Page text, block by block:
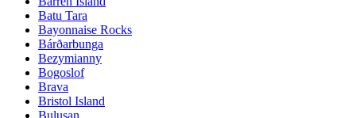
Batu Tara
Bayonnaise Rocks
Bárðarbunga
Bezymianny
Bogoslof
Brava
Bristol Island